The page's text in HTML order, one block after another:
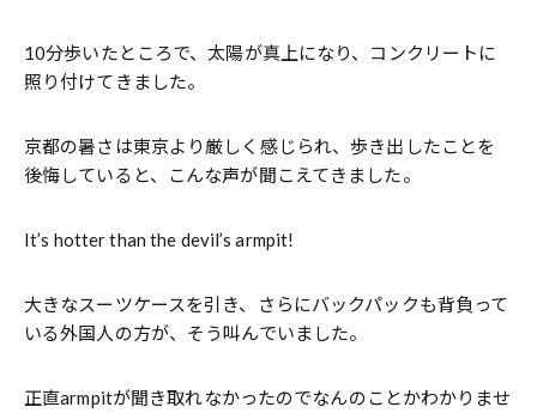
10分歩いたところで、太陽が真上になり、コンクリートに
照り付けてきました。
京都の暑さは東京より厳しく感じられ、歩き出したことを
後悔していると、こんな声が聞こえてきました。
It’s hotter than the devil’s armpit!
大きなスーツケースを引き、さらにバックパックも背負って
いる外国人の方が、そう叫んでいました。
正直armpitが聞き取れなかったのでなんのことかわかりませ